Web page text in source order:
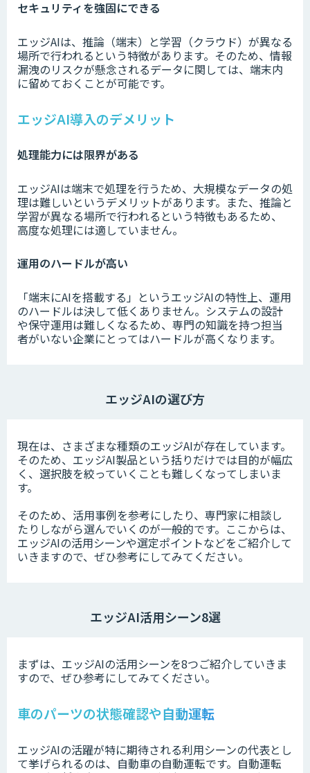
セキュリティを強固にできる
エッジAIは、推論（端末）と学習（クラウド）が異なる
場所で行われるという特徴があります。そのため、情報
漏洩のリスクが懸念されるデータに関しては、端末内
に留めておくことが可能です。
エッジAI導入のデメリット
処理能力には限界がある
エッジAIは端末で処理を行うため、大規模なデータの処
理は難しいというデメリットがあります。また、推論と
学習が異なる場所で行われるという特徴もあるため、
高度な処理には適していません。
運用のハードルが高い
「端末にAIを搭載する」というエッジAIの特性上、運用
のハードルは決して低くありません。システムの設計
や保守運用は難しくなるため、専門の知識を持つ担当
者がいない企業にとってはハードルが高くなります。
エッジAIの選び方
現在は、さまざまな種類のエッジAIが存在しています。
そのため、エッジAI製品という括りだけでは目的が幅広
く、選択肢を絞っていくことも難しくなってしまいま
す。
そのため、活用事例を参考にしたり、専門家に相談し
たりしながら選んでいくのが一般的です。ここからは、
エッジAIの活用シーンや選定ポイントなどをご紹介して
いきますので、ぜひ参考にしてみてください。
エッジAI活用シーン8選
まずは、エッジAIの活用シーンを8つご紹介していきま
すので、ぜひ参考にしてみてください。
車のパーツの状態確認や自動運転
エッジAIの活躍が特に期待される利用シーンの代表とし
て挙げられるのは、自動車の自動運転です。自動運転